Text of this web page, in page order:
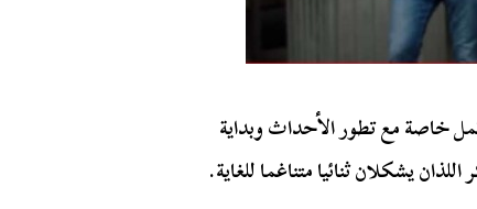
خاصة مع تطور الأحداث وبداية
يشكلان ثنائيا متناغما للغاية.